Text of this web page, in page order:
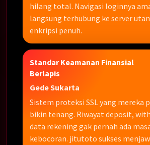
hilang total. Navigasi loginnya
langsung terhubung ke server
enkripsi penuh.
Standar Keamanan Finansial
Berlapis
Gede Sukarta
Sistem proteksi SSL yang mereka
bikin tenang. Riwayat deposit,
data rekening gak pernah ada
kebocoran. jitutoto sukses